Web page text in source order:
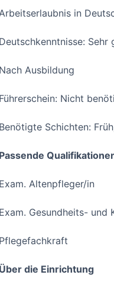
in
Deutschkenntnisse: Sehr
Nach Ausbildung
Führerschein: Nicht
Benötigte Schichten:
Passende
Exam. Altenpfleger/in
Exam. Gesundheits- und
Pflegefachkraft
Über die Einrichtung